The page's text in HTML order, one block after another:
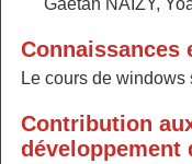
Gaëtan NAIZY,
Connaissances
Le cours de windows
Contribution
développement